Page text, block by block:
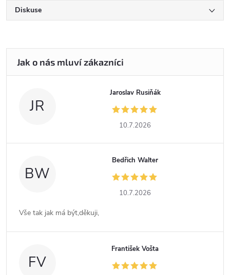
Diskuse
JR
Jaroslav Rusiňák
10.7.2026
BW
Bedřich Walter
10.7.2026
Vše tak jak má být,děkuji,
FV
František Vošta